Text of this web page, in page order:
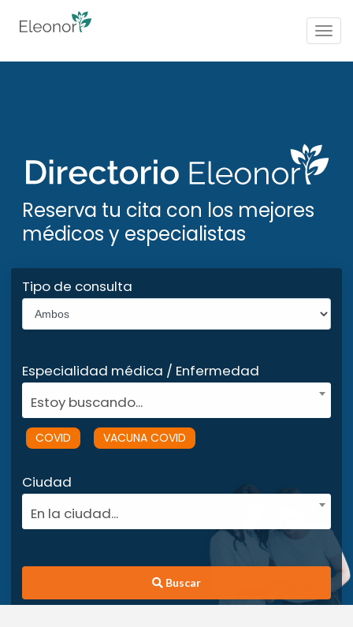
Reserva tu cita con los mejores
médicos y especialistas
Tipo de consulta
Especialidad médica / Enfermedad
Estoy buscando...
COVID VACUNA COVID
Ciudad
En la ciudad...
Buscar